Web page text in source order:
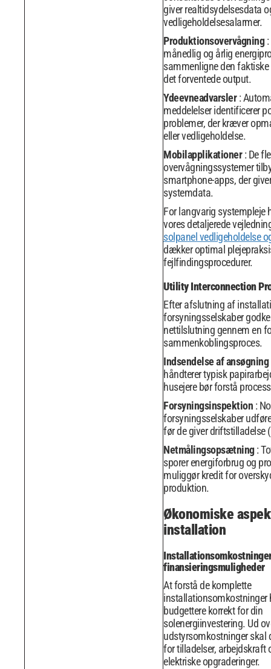
giver realtidsydelsesdata
vedligeholdelsesalarmer.
Produktionsovervågning
månedlig og årlig
sammenligne den faktiske
det forventede output.
Ydeevneadvarsler:
meddelelser identificerer
problemer, der kræver
eller vedligeholdelse.
Mobilapplikationer: De
overvågningssystemer
smartphone-apps, der
systemdata.
For langvarig systempleje
vores detaljerede
solpanel vedligeholdelse
dækker optimal
fejlfindingsprocedurer.
Utility Interconnection
Efter afslutning af
forsyningsselskaber
nettilslutning gennem en
sammenkoblingsproces.
Indsendelse af ansøgning
håndterer typisk
husejere bør forstå
Forsyningsinspektion :
forsyningsselskaber
før de giver driftstilladelse
Netmålingsopsætning:
sporer energiforbrug og
muliggør kredit for
produktion.
Økonomiske
installation
finansieringsmuligheder
At forstå de komplette
installationsomkostninger
budgettere korrekt for din
solenergiinvestering. Ud
udstyrsomkostninger skal
for tilladelser, arbejdskraft
elektriske opgraderinger.